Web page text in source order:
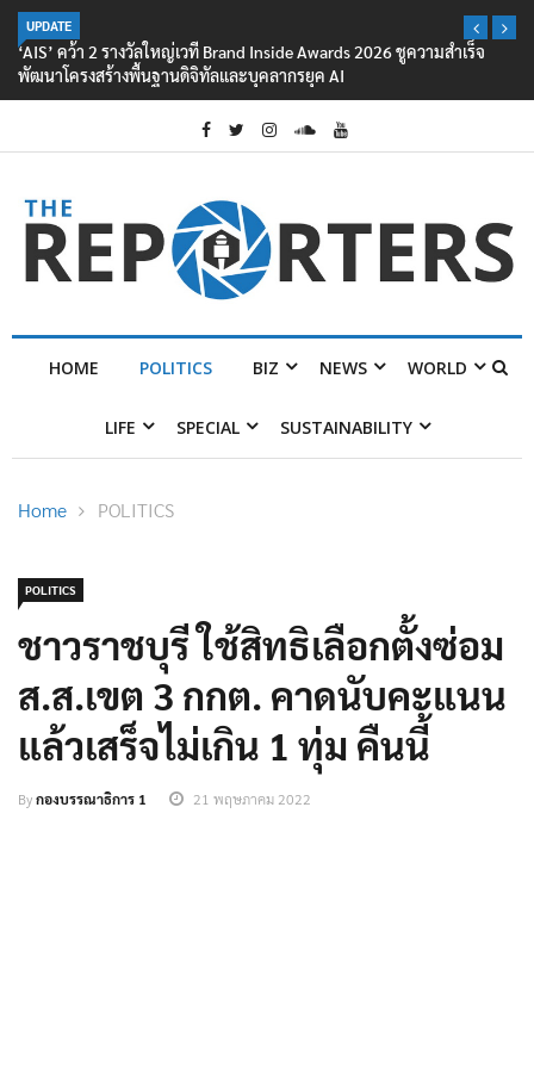
UPDATE
‘AIS’ คว้า 2 รางวัลใหญ่เวที Brand Inside Awards 2026 ชูความสำเร็จ
พัฒนาโครงสร้างพื้นฐานดิจิทัลและบุคลากรยุค AI
HOME POLITICS BIZ NEWS WORLD
LIFE SPECIAL SUSTAINABILITY
Home POLITICS
POLITICS
ชาวราชบุรี ใช้สิทธิเลือกตั้งซ่อม
ส.ส.เขต 3 กกต. คาดนับคะแนน
แล้วเสร็จไม่เกิน 1 ทุ่ม คืนนี้
Byกองบรรณาธิการ 1 21 พฤษภาคม 2022